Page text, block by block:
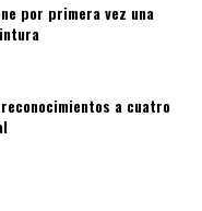
por primera vez una
a cuatro